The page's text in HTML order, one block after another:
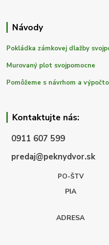
Návody
Pokládka zámkovej dlažby
Murovaný plot svojpomocne
Pomôžeme s návrhom a
Kontaktujte nás:
0911 607 599
predaj@peknydvor.sk
PO-ŠTV
PIA
ADRESA